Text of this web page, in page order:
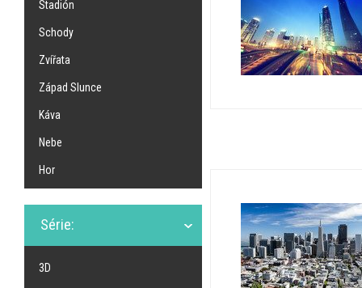
Stadión
Schody
Zvířata
Západ Slunce
Káva
Nebe
Hor
Série:
3D